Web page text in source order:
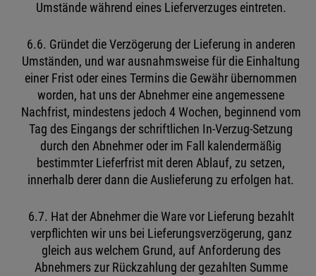
Umstände während eines Lieferverzuges eintreten.
6.6. Gründet die Verzögerung der Lieferung in anderen
Umständen, und war ausnahmsweise für die Einhaltung
einer Frist oder eines Termins die Gewähr übernommen
worden, hat uns der Abnehmer eine angemessene
Nachfrist, mindestens jedoch 4 Wochen, beginnend vom
Tag des Eingangs der schriftlichen In-Verzug-Setzung
durch den Abnehmer oder im Fall kalendermäßig
bestimmter Lieferfrist mit deren Ablauf, zu setzen,
innerhalb derer dann die Auslieferung zu erfolgen hat.
6.7. Hat der Abnehmer die Ware vor Lieferung bezahlt
verpflichten wir uns bei Lieferungsverzögerung, ganz
gleich aus welchem Grund, auf Anforderung des
Abnehmers zur Rückzahlung der gezahlten Summe